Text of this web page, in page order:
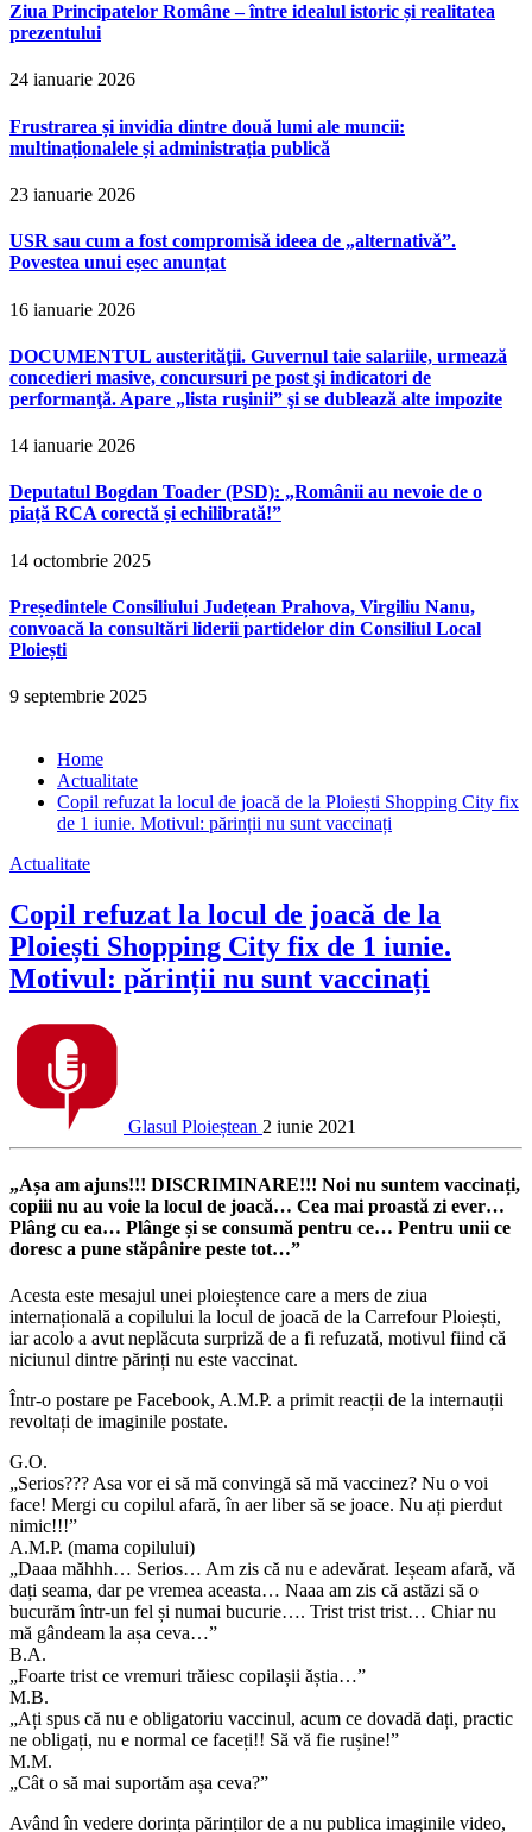
Ziua Principatelor Române – între idealul istoric și realitatea
prezentului
24 ianuarie 2026
Frustrarea și invidia dintre două lumi ale muncii:
multinaționalele și administrația publică
23 ianuarie 2026
USR sau cum a fost compromisă ideea de „alternativă”.
Povestea unui eșec anunțat
16 ianuarie 2026
DOCUMENTUL austerităţii. Guvernul taie salariile, urmează
concedieri masive, concursuri pe post şi indicatori de
performanţă. Apare „lista ruşinii” şi se dublează alte impozite
14 ianuarie 2026
Deputatul Bogdan Toader (PSD): „Românii au nevoie de o
piață RCA corectă și echilibrată!”
14 octombrie 2025
Președintele Consiliului Județean Prahova, Virgiliu Nanu,
convoacă la consultări liderii partidelor din Consiliul Local
Ploiești
9 septembrie 2025
Home
Actualitate
Copil refuzat la locul de joacă de la Ploiești Shopping City fix
de 1 iunie. Motivul: părinții nu sunt vaccinați
Actualitate
Copil refuzat la locul de joacă de la
Ploiești Shopping City fix de 1 iunie.
Motivul: părinții nu sunt vaccinați
Glasul Ploieștean 2 iunie 2021
„Așa am ajuns!!! DISCRIMINARE!!! Noi nu suntem vaccinați,
copiii nu au voie la locul de joacă… Cea mai proastă zi ever…
Plâng cu ea… Plânge și se consumă pentru ce… Pentru unii ce
doresc a pune stăpânire peste tot…”
Acesta este mesajul unei ploieștence care a mers de ziua
internațională a copilului la locul de joacă de la Carrefour Ploiești,
iar acolo a avut neplăcuta surpriză de a fi refuzată, motivul fiind că
niciunul dintre părinți nu este vaccinat.
Într-o postare pe Facebook, A.M.P. a primit reacții de la internauții
revoltați de imaginile postate.
G.O.
„Serios??? Asa vor ei să mă convingă să mă vaccinez? Nu o voi
face! Mergi cu copilul afară, în aer liber să se joace. Nu ați pierdut
nimic!!!”
A.M.P. (mama copilului)
„Daaa măhhh… Serios… Am zis că nu e adevărat. Ieșeam afară, vă
dați seama, dar pe vremea aceasta… Naaa am zis că astăzi să o
bucurăm într-un fel și numai bucurie…. Trist trist trist… Chiar nu
mă gândeam la așa ceva…”
B.A.
„Foarte trist ce vremuri trăiesc copilașii ăștia…”
M.B.
„Ați spus că nu e obligatoriu vaccinul, acum ce dovadă dați, practic
ne obligați, nu e normal ce faceți!! Să vă fie rușine!”
M.M.
„Cât o să mai suportăm așa ceva?”
Având în vedere dorința părinților de a nu publica imaginile video,